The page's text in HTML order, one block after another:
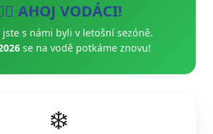
AHOJ VODÁCI!
jste s námi byli v letošní sezóně.
se na vodě potkáme znovu!
❄️